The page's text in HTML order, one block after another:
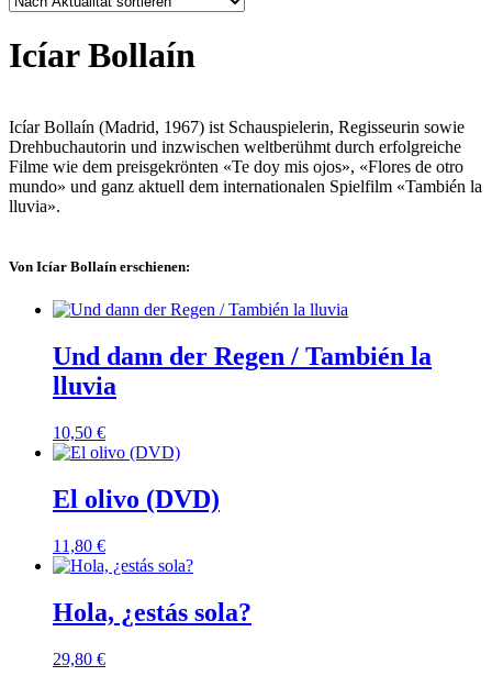
Icíar Bollaín
Icíar Bollaín (Madrid, 1967) ist Schauspielerin, Regisseurin sowie
Drehbuchautorin und inzwischen weltberühmt durch erfolgreiche
Filme wie dem preisgekrönten «Te doy mis ojos», «Flores de otro
mundo» und ganz aktuell dem internationalen Spielfilm «También la
lluvia».
Von Icíar Bollaín erschienen:
Und dann der Regen / También la
lluvia
10,50 €
El olivo (DVD)
11,80 €
Hola, ¿estás sola?
29,80 €